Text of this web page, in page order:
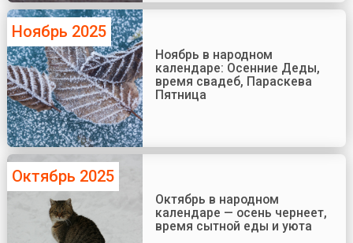
Ноябрь 2025
Ноябрь в народном
календаре: Осенние Деды,
время свадеб, Параскева
Пятница
Октябрь 2025
Октябрь в народном
календаре — осень чернеет,
время сытной еды и уюта